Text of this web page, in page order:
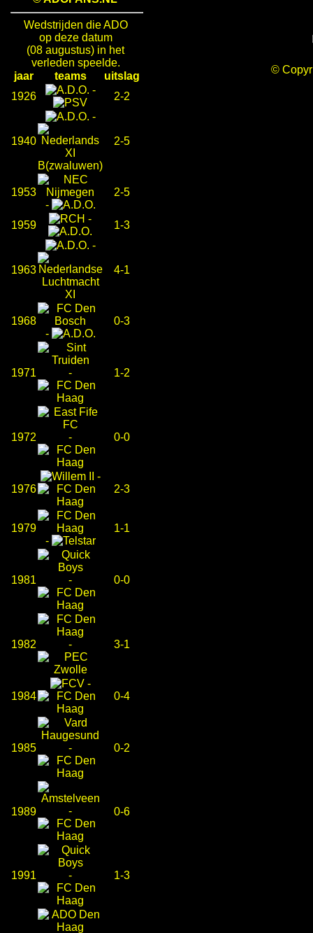
Wedstrijden die ADO
op deze datum
(08 augustus) in het
verleden speelde.
jaar
teams
uitslag
1926
-
2-2
1940
-
2-5
1953
-
2-5
1959
-
1-3
1963
-
4-1
1968
-
0-3
1971 - 1-2
1972 - 0-0
1976
-
2-3
1979
-
1-1
1981 - 0-0
1982 - 3-1
1984
-
0-4
1985 - 0-2
1989 - 0-6
1991 - 1-3
©